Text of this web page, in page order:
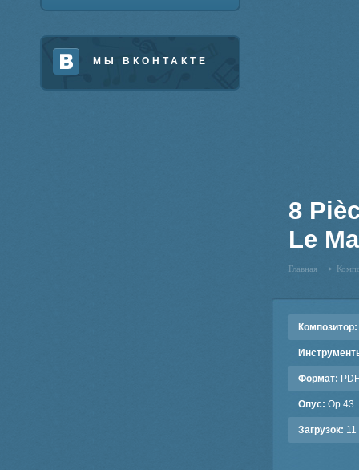
МЫ ВКОНТАКТЕ
8
Le
Главная
Композитор:
Формат: PDF
Опус: Op.43
Загрузок: 11